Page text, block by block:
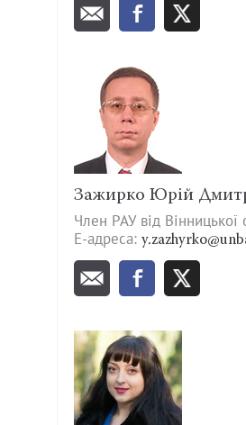
Зажирко Юрій
Член РАУ від Вінницької
Е-адреса: